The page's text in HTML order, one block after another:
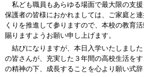
私ども職員もあらゆる場面で最大限の支援
保護者の皆様におかれましては、ご家庭と
くりを推進して参りますので、本校の教育
賜りますようお願い申し上げます。
結びになりますが、本日入学いたしました
の皆さんが、充実した３年間の高校生活をす
の精神の下、成長することを心より願い式辞